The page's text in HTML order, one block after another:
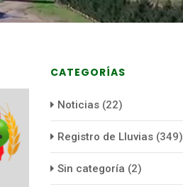
CATEGORÍAS
Noticias(22)
Registro de Lluvias(349)
Sin categoría (2)